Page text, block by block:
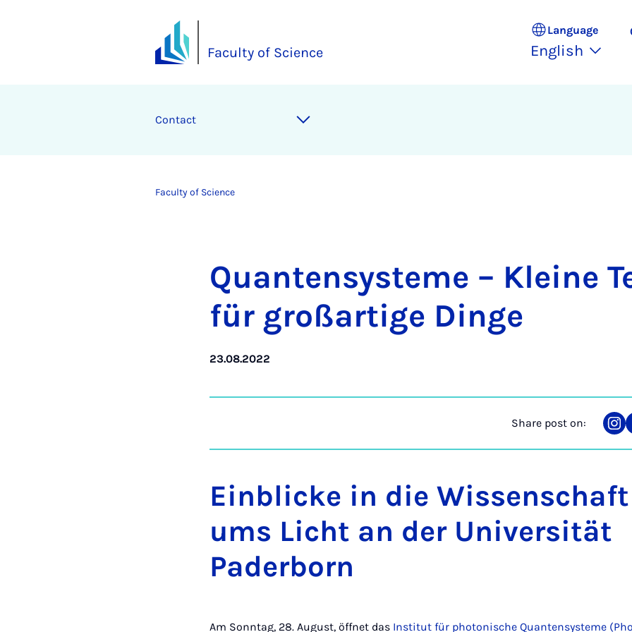
Faculty of Science
Language
English
Contact
Faculty of Science
Quantensysteme – Kleine
für großartige Dinge
23.08.2022
Share post on:
on
Einblicke in die
ums Licht an der Universität
Paderborn
Am Sonntag, 28. August, öffnet das Institut für photonische Quantensysteme